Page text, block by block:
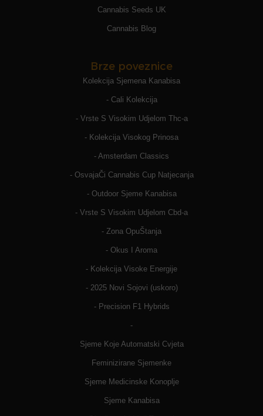
Cannabis Seeds UK
Cannabis Blog
Brze poveznice
Kolekcija Sjemena Kanabisa
- Cali Kolekcija
- Vrste S Visokim Udjelom Thc-a
- Kolekcija Visokog Prinosa
- Amsterdam Classics
- OsvajaČi Cannabis Cup Natjecanja
- Outdoor Sjeme Kanabisa
- Vrste S Visokim Udjelom Cbd-a
- Zona OpuŠtanja
- Okus I Aroma
- Kolekcija Visoke Energije
- 2025 Novi Sojovi (uskoro)
- Precision F1 Hybrids
-
Sjeme Koje Automatski Cvjeta
Feminizirane Sjemenke
Sjeme Medicinske Konoplje
Sjeme Kanabisa